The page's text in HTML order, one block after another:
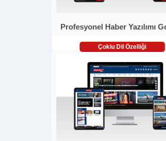
Profesyonel Haber Yazılımı
Çoklu Dil Özelliği